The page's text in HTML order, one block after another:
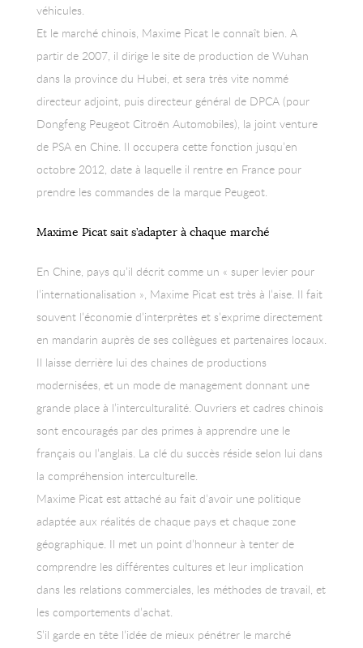
véhicules.
Et le marché chinois, Maxime Picat le connaît bien. A
partir de 2007, il dirige le site de production de Wuhan
dans la province du Hubei, et sera très vite nommé
directeur adjoint, puis directeur général de DPCA (pour
Dongfeng Peugeot Citroën Automobiles), la joint venture
de PSA en Chine. Il occupera cette fonction jusqu’en
octobre 2012, date à laquelle il rentre en France pour
prendre les commandes de la marque Peugeot.
Maxime Picat sait s’adapter à chaque marché
En Chine, pays qu’il décrit comme un « super levier pour
l’internationalisation », Maxime Picat est très à l’aise. Il fait
souvent l’économie d’interprètes et s’exprime directement
en mandarin auprès de ses collègues et partenaires locaux.
Il laisse derrière lui des chaines de productions
modernisées, et un mode de management donnant une
grande place à l’interculturalité. Ouvriers et cadres chinois
sont encouragés par des primes à apprendre une le
français ou l’anglais. La clé du succès réside selon lui dans
la compréhension interculturelle.
Maxime Picat est attaché au fait d’avoir une politique
adaptée aux réalités de chaque pays et chaque zone
géographique. Il met un point d’honneur à tenter de
comprendre les différentes cultures et leur implication
dans les relations commerciales, les méthodes de travail, et
les comportements d’achat.
S’il garde en tête l’idée de mieux pénétrer le marché